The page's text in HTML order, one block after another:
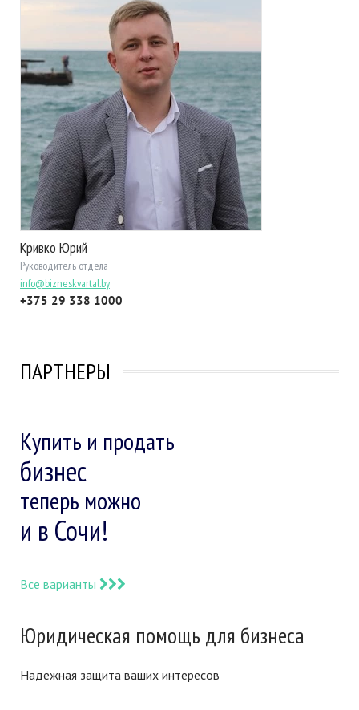
Кривко Юрий
Руководитель отдела
info@bizneskvartal.by
+375 29 338 1000
ПАРТНЕРЫ
Купить и продать
бизнес
теперь можно
и в Сочи!
Все варианты
Юридическая помощь для бизнеса
Надежная защита ваших интересов